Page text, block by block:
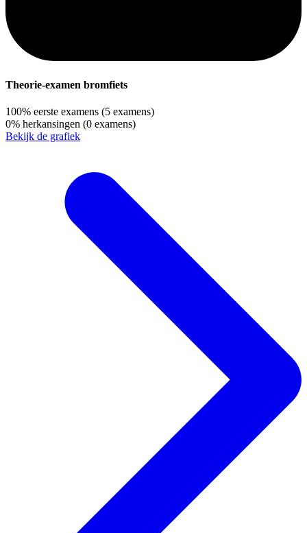
Theorie-examen bromfiets
100% eerste examens (5 examens)
0% herkansingen (0 examens)
Bekijk de grafiek